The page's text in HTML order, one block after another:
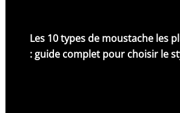
Les 10 types de moustache les
: guide complet pour choisir le